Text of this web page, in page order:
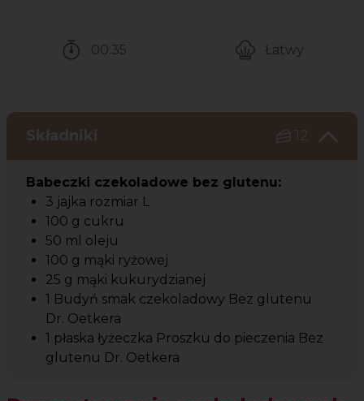
00:35
Łatwy
Składniki 12
Babeczki czekoladowe bez glutenu:
3 jajka rozmiar L
100 g cukru
50 ml oleju
100 g mąki ryżowej
25 g mąki kukurydzianej
1 Budyń smak czekoladowy Bez glutenu
Dr. Oetkera
1 płaska łyżeczka Proszku do pieczenia Bez
glutenu Dr. Oetkera